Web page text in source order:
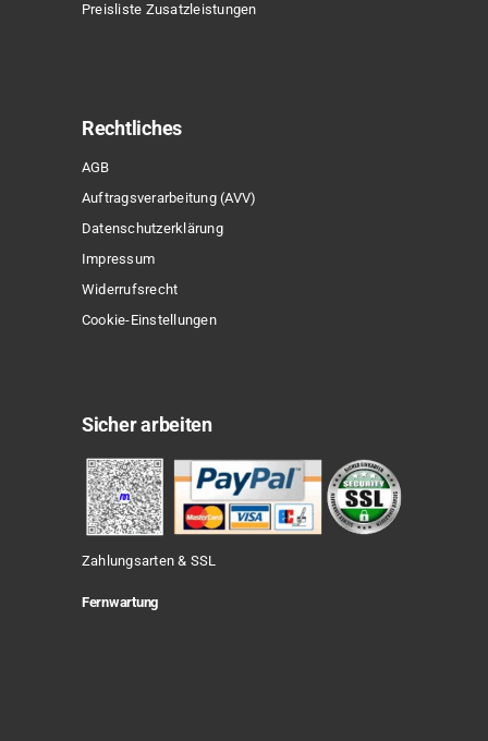
Preisliste Zusatzleistungen
Rechtliches
AGB
Auftragsverarbeitung (AVV)
Datenschutzerklärung
Impressum
Widerrufsrecht
Cookie-Einstellungen
Sicher arbeiten
Zahlungsarten & SSL
Fernwartung